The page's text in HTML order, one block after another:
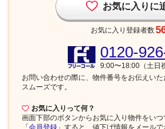
お気に入りに
お気に入り登録者数
お気に入りって何？
画面下部のボタンからお気に入り物件をい
「会員登録 」すると、値下げ情報をメールで
0120-
9:00〜18:00（土日
お問い合わせの際に、物件番号をお伝えいた
スムーズです。